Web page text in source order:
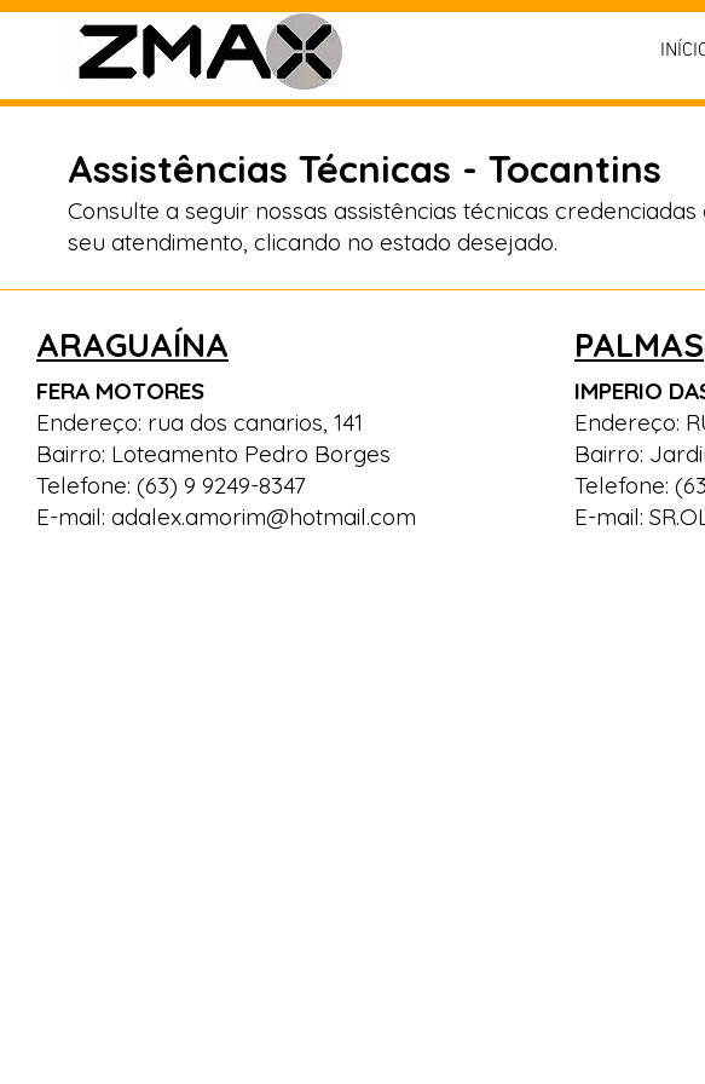
Assistências Técnicas - Tocantins
Consulte a seguir nossas assistências técnicas
seu atendimento, clicando no estado desejado.
ARAGUAÍNA
FERA MOTORES
Endereço: rua dos canarios, 141
Bairro: Loteamento Pedro Borges
Telefone: (63) 9 9249-8347
E-mail: adalex.amorim@hotmail.com
PALMAS
IMPERIO
Endereço:
Bairro:
Telefone:
E-mail: